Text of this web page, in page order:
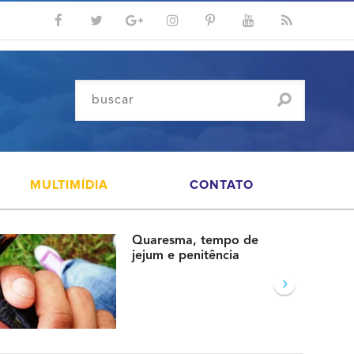
MULTIMÍDIA CONTATO
Quaresma, tempo de
jejum e penitência
›